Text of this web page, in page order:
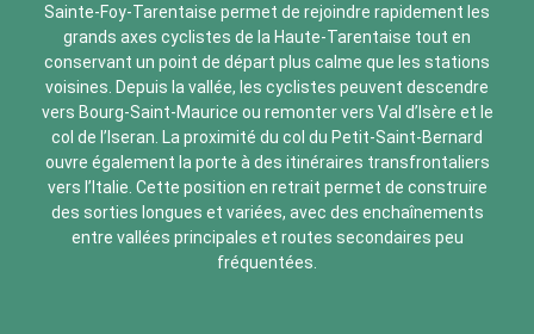
Sainte-Foy-Tarentaise permet de rejoindre rapidement les
grands axes cyclistes de la Haute-Tarentaise tout en
conservant un point de départ plus calme que les stations
voisines. Depuis la vallée, les cyclistes peuvent descendre
vers Bourg-Saint-Maurice ou remonter vers Val d’Isère et le
col de l’Iseran. La proximité du col du Petit-Saint-Bernard
ouvre également la porte à des itinéraires transfrontaliers
vers l’Italie. Cette position en retrait permet de construire
des sorties longues et variées, avec des enchaînements
entre vallées principales et routes secondaires peu
fréquentées.